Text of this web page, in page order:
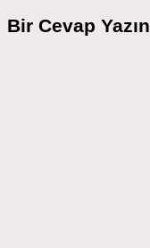
Bir Cevap Yazın